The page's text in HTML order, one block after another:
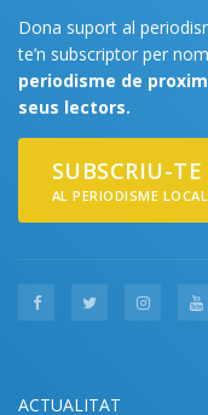
Dona suport al
te’n subscriptor per
periodisme de
seus lectors.
SUBSCRIU-TE
AL PERIODISME LOCAL
ACTUALITAT